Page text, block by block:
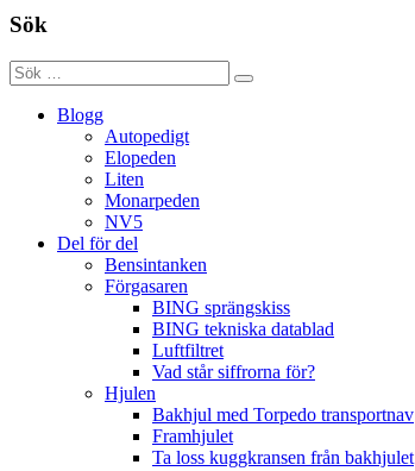
Sök
Blogg
Autopedigt
Elopeden
Liten
Monarpeden
NV5
Del för del
Bensintanken
Förgasaren
BING sprängskiss
BING tekniska datablad
Luftfiltret
Vad står siffrorna för?
Hjulen
Bakhjul med Torpedo transportnav
Framhjulet
Ta loss kuggkransen från bakhjulet